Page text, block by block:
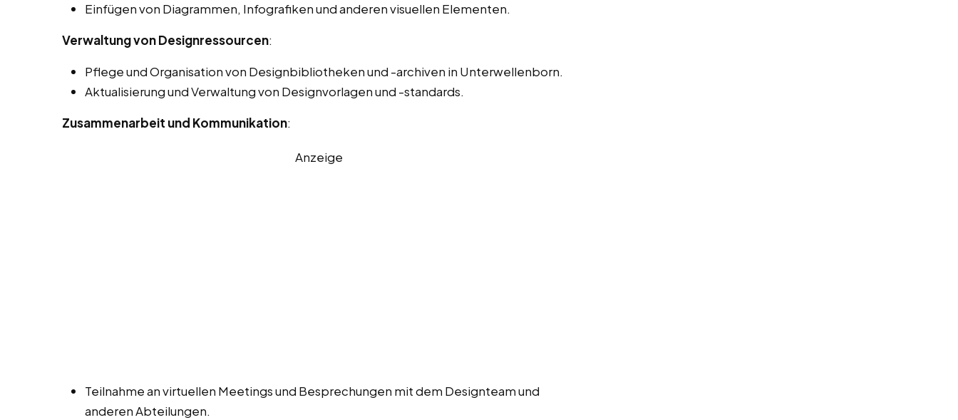
Einfügen von Diagrammen, Infografiken und anderen visuellen Elementen.
Verwaltung von Designressourcen:
Pflege und Organisation von Designbibliotheken und -archiven in Unterwellenborn.
Aktualisierung und Verwaltung von Designvorlagen und -standards.
Zusammenarbeit und Kommunikation:
Anzeige
Teilnahme an virtuellen Meetings und Besprechungen mit dem Designteam und
anderen Abteilungen.